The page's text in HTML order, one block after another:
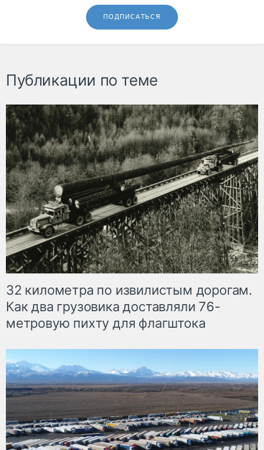
ПОДПИСАТЬСЯ
Публикации по теме
32 километра по извилистым дорогам.
Как два грузовика доставляли 76-
метровую пихту для флагштока